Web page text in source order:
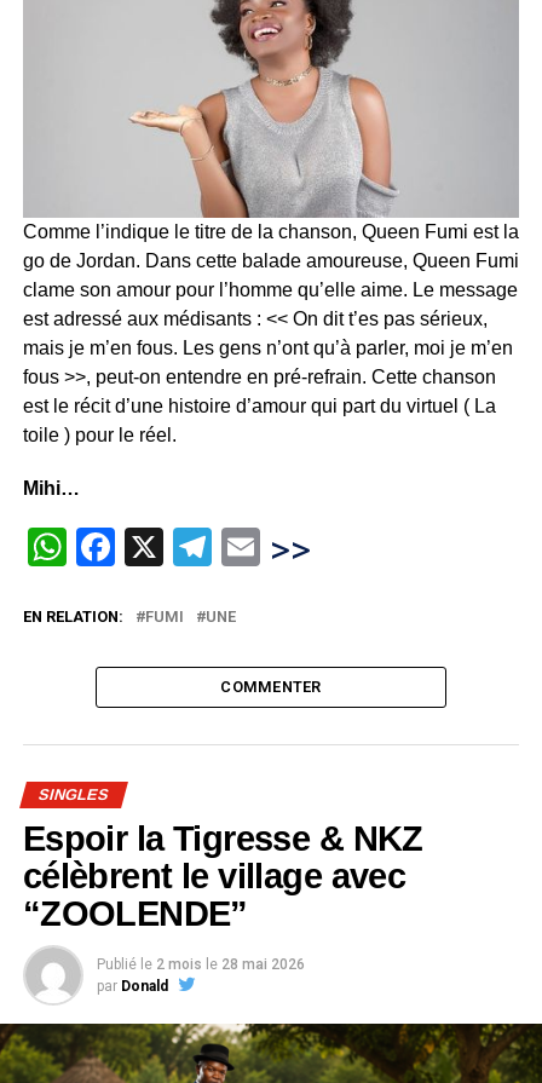
Comme l’indique le titre de la chanson, Queen Fumi est la
go de Jordan. Dans cette balade amoureuse, Queen Fumi
clame son amour pour l’homme qu’elle aime. Le message
est adressé aux médisants : << On dit t’es pas sérieux,
mais je m’en fous. Les gens n’ont qu’à parler, moi je m’en
fous >>, peut-on entendre en pré-refrain. Cette chanson
est le récit d’une histoire d’amour qui part du virtuel ( La
toile ) pour le réel.
Mihi…
WhatsApp
Facebook
X Telegram
Email
>>
EN RELATION: FUMI UNE
COMMENTER
SINGLES
Espoir la Tigresse & NKZ
célèbrent le village avec
“ZOOLENDE”
Publié le 2 mois le 28 mai 2026
par Donald